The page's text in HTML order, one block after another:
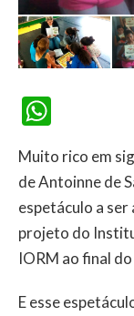
Muito rico em
de Antoinne de
espetáculo a ser
projeto do
IORM ao final
E esse